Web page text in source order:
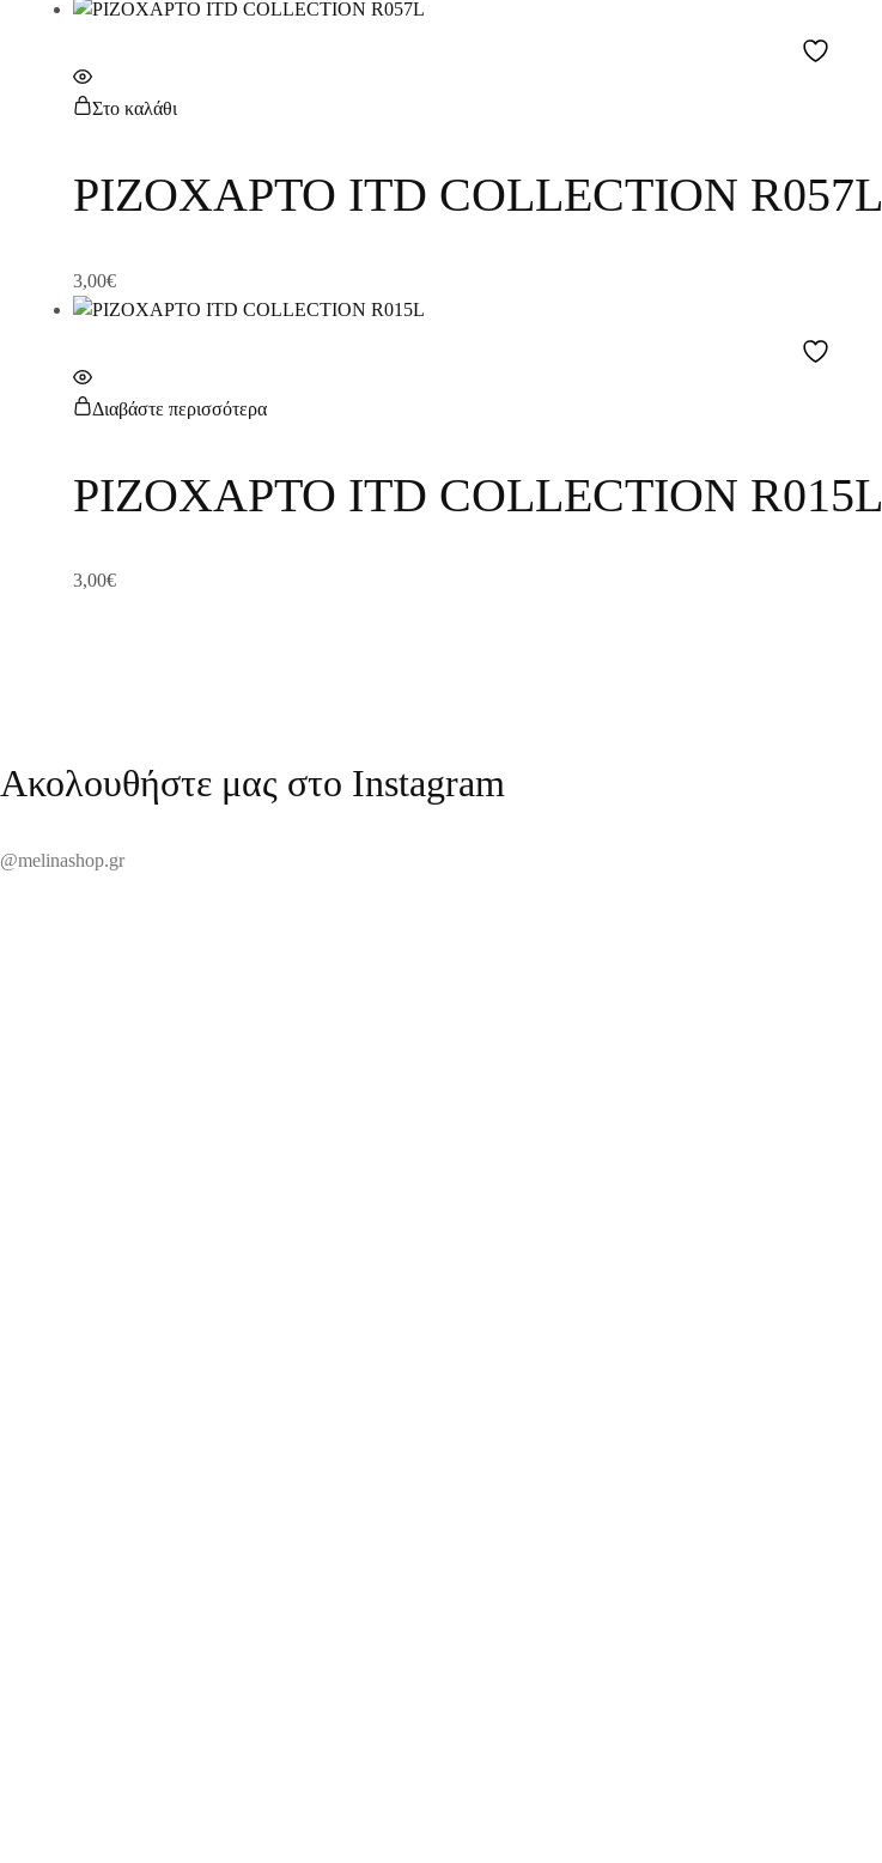
Στο καλάθι
ΡΙΖΟΧΑΡΤΟ ITD COLLECTION R057L
3,00€
Διαβάστε περισσότερα
ΡΙΖΟΧΑΡΤΟ ITD COLLECTION R015L
3,00€
Ακολουθήστε μας στο Instagram
@melinashop.gr